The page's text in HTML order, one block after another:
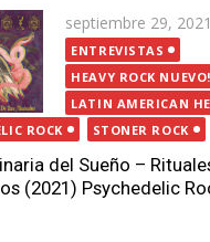
Publicada
el
septiembre 29, 2021
ENTREVISTAS
HEAVY ROCK NUEVO!
LATIN AMERICAN
ROCK
STONER ROCK
del Sueño –
(2021) Psychedelic